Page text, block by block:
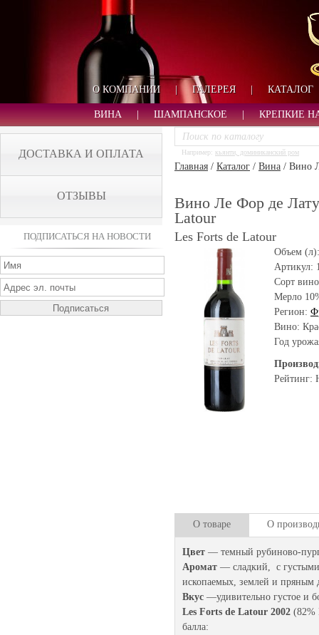
О КОМПАНИИ | ГАЛЕРЕЯ | КАТАЛОГ
ВИНА ШАМПАНСКОЕ КРЕПКИЕ
ДОСТАВКА И ОПЛАТА
ОТЗЫВЫ
ПОДПИСАТЬСЯ НА НОВОСТИ
Например: кьянти, доминиканский ром
Главная / Каталог / Вина / Вино
Вино Ле Фор де
Latour
Les Forts de Latour
Объем
Артикул:
Сорт
Мерло
Регион:
Вино:
Год
Рейтинг:
О товаре О
Цвет — темный рубиново-
Аромат — сладкий, с густыми
ископаемых, землей и пряным
Вкус —удивительно густое и
Les Forts de Latour 2002 (82%
балла: